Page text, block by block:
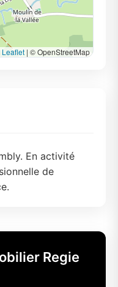
Leaflet | © OpenStreetMap
En activité
de
Regie